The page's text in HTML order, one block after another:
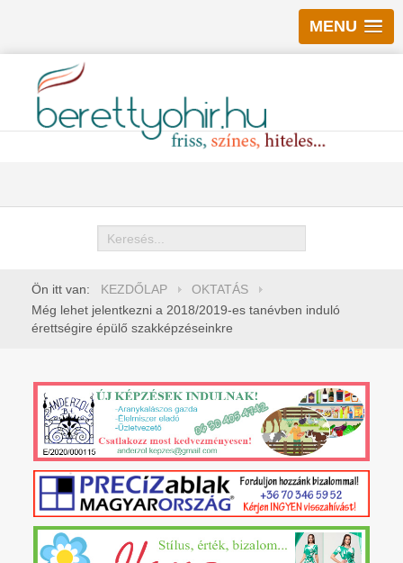
MENU
Keresés
Ön itt van: KEZDŐLAP
OKTATÁS
Még lehet jelentkezni a 2018/2019-es tanévben induló
érettségire épülő szakképzéseinkre